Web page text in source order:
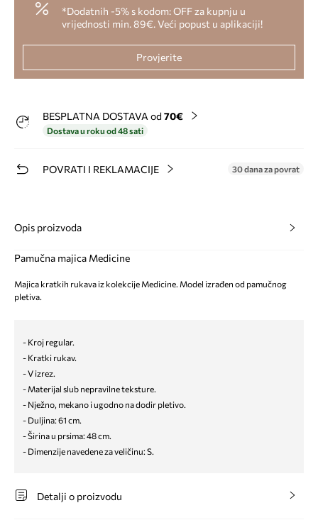
*Dodatnih -5% s kodom: OFF za kupnju u
vrijednosti min. 89€. Veći popust u aplikaciji!
Provjerite
BESPLATNA DOSTAVA od 70€
Dostava u roku od 48 sati
POVRATI I REKLAMACIJE 30 dana za povrat
Opis proizvoda
Pamučna majica Medicine
Majica kratkih rukava iz kolekcije Medicine. Model izrađen od pamučnog
pletiva.
- Kroj regular.
- Kratki rukav.
- V izrez.
- Materijal slub nepravilne teksture.
- Nježno, mekano i ugodno na dodir pletivo.
- Duljina: 61 cm.
- Širina u prsima: 48 cm.
- Dimenzije navedene za veličinu: S.
Detalji o proizvodu